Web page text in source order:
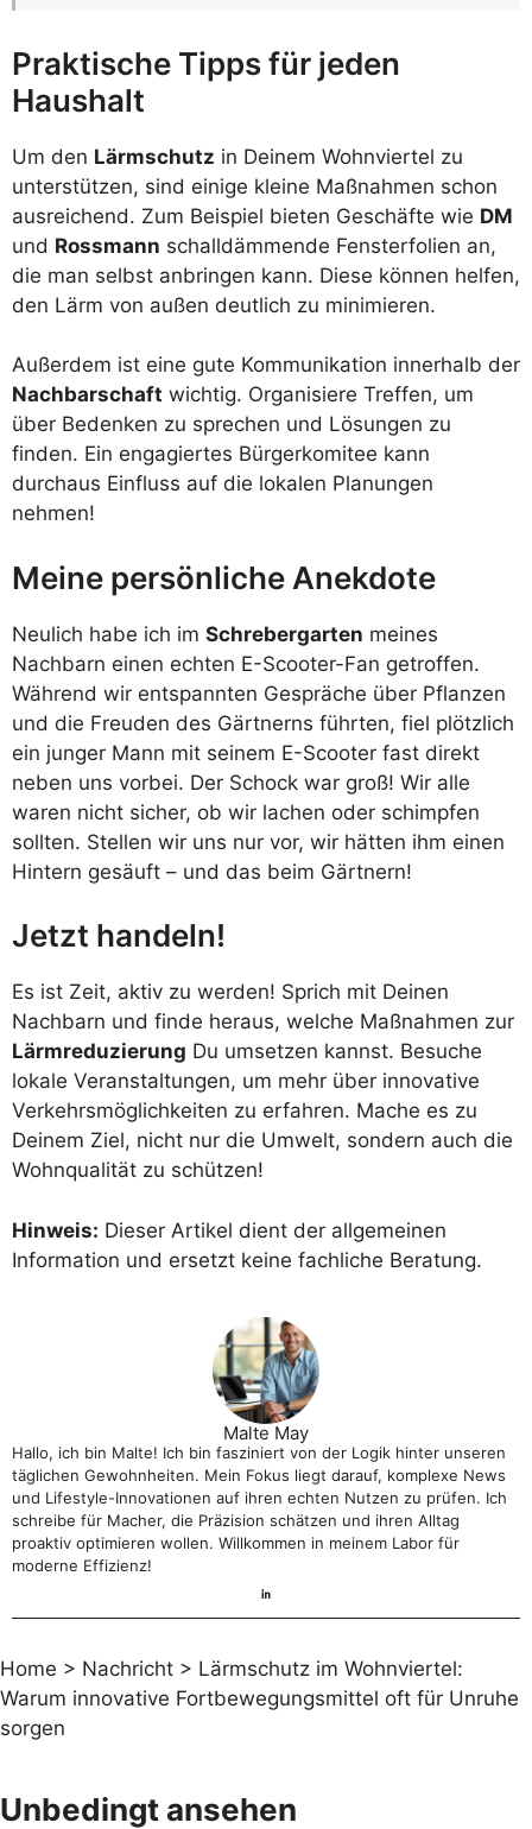
Praktische Tipps für jeden
Haushalt
Um den Lärmschutz in Deinem Wohnviertel zu
unterstützen, sind einige kleine Maßnahmen schon
ausreichend. Zum Beispiel bieten Geschäfte wie DM
und Rossmann schalldämmende Fensterfolien an,
die man selbst anbringen kann. Diese können helfen,
den Lärm von außen deutlich zu minimieren.
Außerdem ist eine gute Kommunikation innerhalb der
Nachbarschaft wichtig. Organisiere Treffen, um
über Bedenken zu sprechen und Lösungen zu
finden. Ein engagiertes Bürgerkomitee kann
durchaus Einfluss auf die lokalen Planungen
nehmen!
Meine persönliche Anekdote
Neulich habe ich im Schrebergarten meines
Nachbarn einen echten E-Scooter-Fan getroffen.
Während wir entspannten Gespräche über Pflanzen
und die Freuden des Gärtnerns führten, fiel plötzlich
ein junger Mann mit seinem E-Scooter fast direkt
neben uns vorbei. Der Schock war groß! Wir alle
waren nicht sicher, ob wir lachen oder schimpfen
sollten. Stellen wir uns nur vor, wir hätten ihm einen
Hintern gesäuft – und das beim Gärtnern!
Jetzt handeln!
Es ist Zeit, aktiv zu werden! Sprich mit Deinen
Nachbarn und finde heraus, welche Maßnahmen zur
Lärmreduzierung Du umsetzen kannst. Besuche
lokale Veranstaltungen, um mehr über innovative
Verkehrsmöglichkeiten zu erfahren. Mache es zu
Deinem Ziel, nicht nur die Umwelt, sondern auch die
Wohnqualität zu schützen!
Hinweis: Dieser Artikel dient der allgemeinen
Information und ersetzt keine fachliche Beratung.
Malte May
Hallo, ich bin Malte! Ich bin fasziniert von der Logik hinter unseren
täglichen Gewohnheiten. Mein Fokus liegt darauf, komplexe News
und Lifestyle-Innovationen auf ihren echten Nutzen zu prüfen. Ich
schreibe für Macher, die Präzision schätzen und ihren Alltag
proaktiv optimieren wollen. Willkommen in meinem Labor für
moderne Effizienz!
Home > Nachricht > Lärmschutz im Wohnviertel:
Warum innovative Fortbewegungsmittel oft für Unruhe
sorgen
Unbedingt ansehen